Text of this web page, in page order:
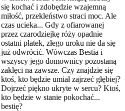
się kochać i zdobędzie wzajemną
miłość, przekleństwo straci moc. Ale
czas ucieka... Gdy z ofiarowanej
przez czarodziejkę róży opadnie
ostatni płatek, złego uroku nie da się
już odwrócić. Wówczas Bestia i
wszyscy jego domownicy pozostaną
zaklęci na zawsze. Czy znajdzie się
ktoś, kto będzie umiał zajrzeć głębiej?
Dojrzeć piękno ukryte w sercu? Ktoś,
kto będzie w stanie pokochać...
bestię?